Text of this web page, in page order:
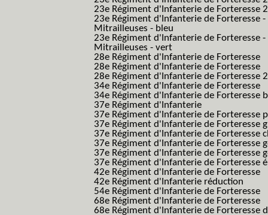
23e Régiment d'Infanterie de Forteresse
23e Régiment d'Infanterie de Forteresse
Mitrailleuses - bleu
23e Régiment d'Infanterie de Forteresse
Mitrailleuses - vert
28e Régiment d'Infanterie de Forteresse
28e Régiment d'Infanterie de Forteresse
28e Régiment d'Infanterie de Forteresse
34e Régiment d'Infanterie de Forteresse
34e Régiment d'Infanterie de Forteresse
37e Régiment d'Infanterie
37e Régiment d'Infanterie de Forteresse
37e Régiment d'Infanterie de Forteresse
37e Régiment d'Infanterie de Forteresse
37e Régiment d'Infanterie de Forteresse
37e Régiment d'Infanterie de Forteresse
37e Régiment d'Infanterie de Forteresse
42e Régiment d'Infanterie de Forteresse
42e Régiment d'Infanterie réduction
54e Régiment d'Infanterie de Forteresse
68e Régiment d'Infanterie de Forteresse
68e Régiment d'Infanterie de Forteresse